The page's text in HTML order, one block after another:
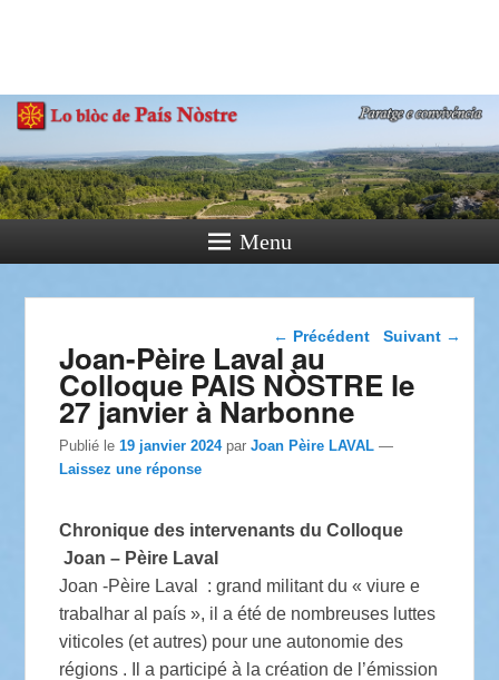
Paratge e Convivència
Menu
Navigation dans les
← Précédent Suivant →
Joan-Pèire Laval au
Colloque PAIS NÒSTRE le
27 janvier à Narbonne
Publié le19 janvier 2024 parJoan Pèire LAVAL —
Laissez une réponse
Chronique des intervenants du Colloque
Joan – Pèire Laval
Joan -Pèire Laval : grand militant du « viure e
trabalhar al país », il a été de nombreuses luttes
viticoles (et autres) pour une autonomie des
régions . Il a participé à la création de l’émission